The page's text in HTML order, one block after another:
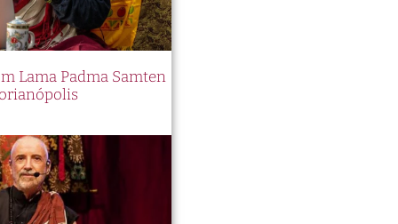
Lama Padma Samten